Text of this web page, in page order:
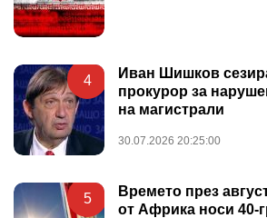
4
Иван Шишков
прокурор за
на магистрали
30.07.2026 20:25:00
5
Времето през
от Африка носи 40-